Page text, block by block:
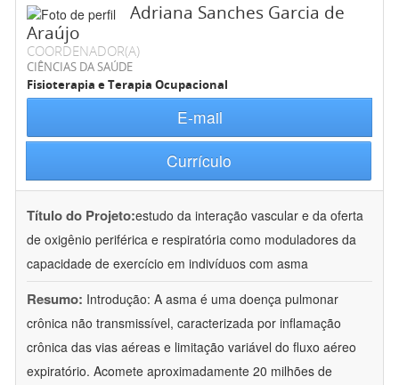
Adriana Sanches Garcia de
Araújo
COORDENADOR(A)
CIÊNCIAS DA SAÚDE
Fisioterapia e Terapia Ocupacional
E-mail
Currículo
Título do Projeto:estudo da interação vascular e da oferta
de oxigênio periférica e respiratória como moduladores da
capacidade de exercício em indivíduos com asma
Resumo: Introdução: A asma é uma doença pulmonar
crônica não transmissível, caracterizada por inflamação
crônica das vias aéreas e limitação variável do fluxo aéreo
expiratório. Acomete aproximadamente 20 milhões de